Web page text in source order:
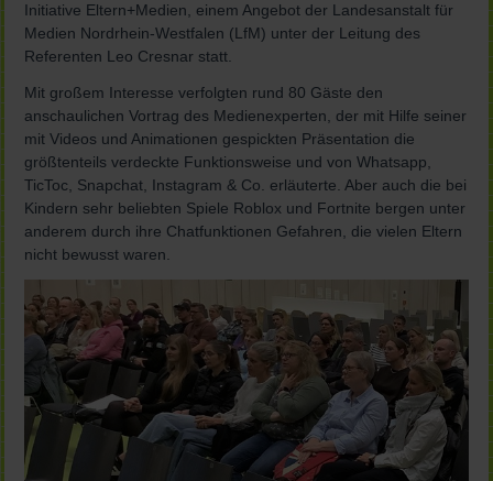
Initiative Eltern+Medien, einem Angebot der Landesanstalt für
Medien Nordrhein-Westfalen (LfM) unter der Leitung des
Referenten Leo Cresnar statt.
Mit großem Interesse verfolgten rund 80 Gäste den
anschaulichen Vortrag des Medienexperten, der mit Hilfe seiner
mit Videos und Animationen gespickten Präsentation die
größtenteils verdeckte Funktionsweise und von Whatsapp,
TicToc, Snapchat, Instagram & Co. erläuterte. Aber auch die bei
Kindern sehr beliebten Spiele Roblox und Fortnite bergen unter
anderem durch ihre Chatfunktionen Gefahren, die vielen Eltern
nicht bewusst waren.